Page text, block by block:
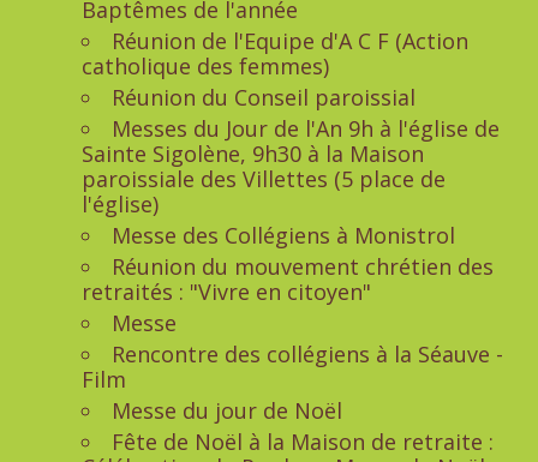
Baptêmes de l'année
Réunion de l'Equipe d'A C F (Action
catholique des femmes)
Réunion du Conseil paroissial
Messes du Jour de l'An 9h à l'église de
Sainte Sigolène, 9h30 à la Maison
paroissiale des Villettes (5 place de
l'église)
Messe des Collégiens à Monistrol
Réunion du mouvement chrétien des
retraités : "Vivre en citoyen"
Messe
Rencontre des collégiens à la Séauve -
Film
Messe du jour de Noël
Fête de Noël à la Maison de retraite :